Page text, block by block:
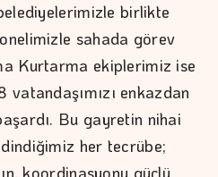
birlikte
sahada görev
Kurtarma ekiplerimiz ise
enkazdan
Bu gayretin nihai
her tecrübe;
koordinasyonu güçlü